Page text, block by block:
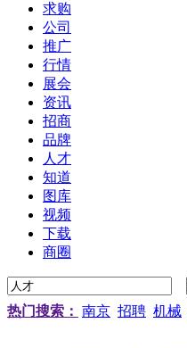
求购
公司
推广
行情
展会
资讯
招商
品牌
人才
知道
图库
视频
下载
商圈
热门搜索： 南京 招聘 机械